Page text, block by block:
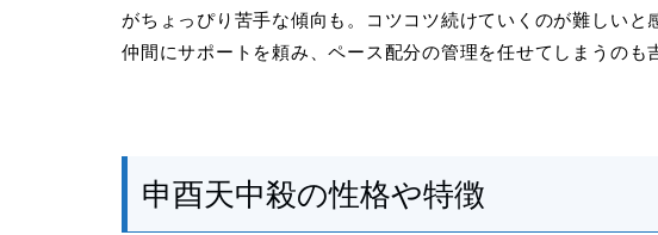
がちょっぴり苦手な傾向も。コツコツ続けていくのが難しいと
仲間にサポートを頼み、ペース配分の管理を任せてしまうのも
申酉天中殺の性格や特徴